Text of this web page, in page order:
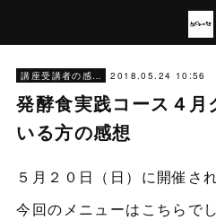
講座受講者の感想 2018.05.24 10:56
発酵食実践コース４月
いる方の感想
５月２０日（日）に開催さ
今回のメニューはこちらでし